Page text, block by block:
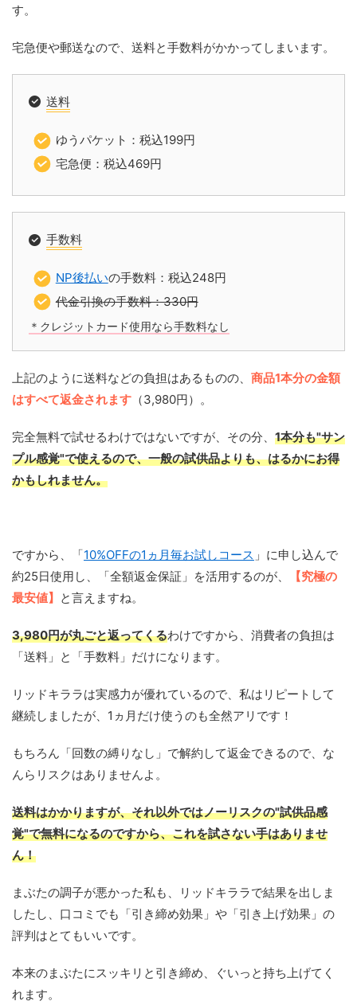
す。
宅急便や郵送なので、送料と手数料がかかってしまいます。
送料
ゆうパケット：税込199円
宅急便：税込469円
手数料
NP後払いの手数料：税込248円
代金引換の手数料：330円
＊クレジットカード使用なら手数料なし
上記のように送料などの負担はあるものの、 商品1本分の金額
はすべて返金されます （3,980円）。
完全無料で試せるわけではないですが、その分、 1本分も"サン
プル感覚"で使えるので、一般の試供品よりも、はるかにお得
かもしれません。
ですから、「10%OFFの1ヵ月毎お試しコース 」に申し込んで
約25日使用し、「全額返金保証」を活用するのが、
【究極の
最安値】
と言えますね。
3,980円が丸ごと返ってくるわけですから、消費者の負担は
「送料」と「手数料」だけになります。
リッドキララは実感力が優れているので、私はリピートして
継続しましたが、1ヵ月だけ使うのも全然アリです！
もちろん「回数の縛りなし」で解約して返金できるので、な
んらリスクはありませんよ。
送料はかかりますが、それ以外ではノーリスクの"試供品感
覚"で無料になるのですから、これを試さない手はありませ
ん！
まぶたの調子が悪かった私も、リッドキララで結果を出しま
したし、口コミでも「引き締め効果」や「引き上げ効果」の
評判はとてもいいです。
本来のまぶたにスッキリと引き締め、ぐいっと持ち上げてく
れます。